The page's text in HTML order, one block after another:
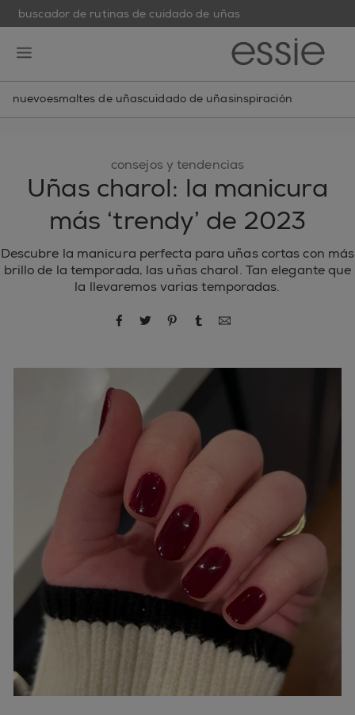
buscador de rutinas de cuidado de uñas
nuevoesmaltes de uñascuidado de uñasinspiración
consejos y tendencias
Uñas charol: la manicura
más ‘trendy’ de 2023
Descubre la manicura perfecta para uñas cortas con más
brillo de la temporada, las uñas charol. Tan elegante que
la llevaremos varias temporadas.
compartir por Facebook
compartir por Twitter
compartir por Pinterest
compartir por Tumblr
compartir por